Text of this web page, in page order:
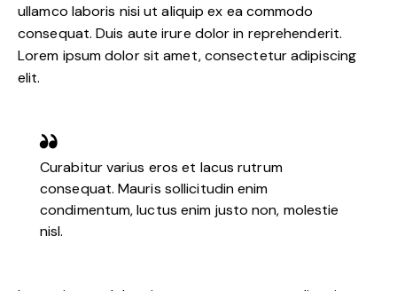
ullamco laboris nisi ut aliquip ex ea commodo
consequat. Duis aute irure dolor in reprehenderit.
Lorem ipsum dolor sit amet, consectetur adipiscing
elit.
Curabitur varius eros et lacus rutrum
consequat. Mauris sollicitudin enim
condimentum, luctus enim justo non, molestie
nisl.